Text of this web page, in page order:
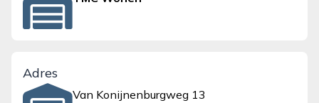
Adres
Van Konijnenburgweg 13